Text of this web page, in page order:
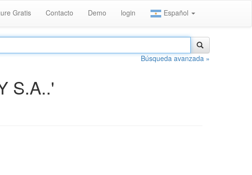
Gratis Contacto Demo login Español
Búsqueda avanzada »
S.A..'